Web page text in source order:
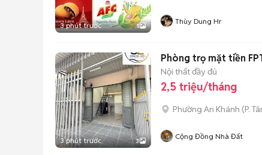
3 phút trước 1 Thùy Dung Hr
3 phút trước 3
Phòng trọ mặt tiền
Nội thất đầy đủ
2,5 triệu/tháng
Phường An Khánh (P.
Cộng Đồng Nhà Đất